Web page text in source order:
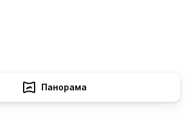
Панорама